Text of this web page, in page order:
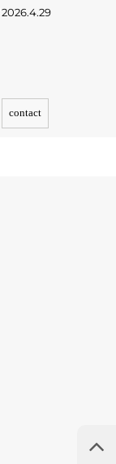
2026.4.29
contact